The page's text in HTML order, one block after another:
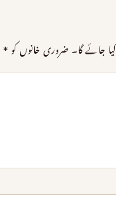
جائے گا۔ ضروری خانوں کو *